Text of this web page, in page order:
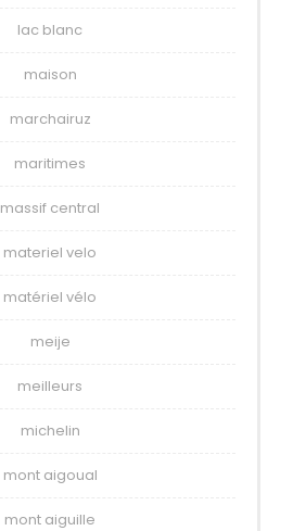
lac blanc
maison
marchairuz
maritimes
massif central
materiel velo
matériel vélo
meije
meilleurs
michelin
mont aigoual
mont aiguille